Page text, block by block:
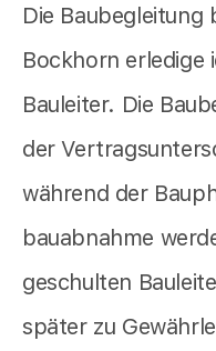
Die Baubegleitung
Bockhorn erledige
Bauleiter. Die
der
während der
bauabnahme
geschulten
später zu